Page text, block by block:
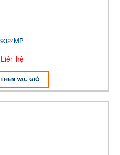
9324MP
Liên hệ
THÊM VÀO GIỎ